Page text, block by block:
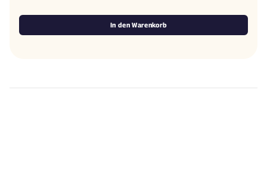
In den Warenkorb